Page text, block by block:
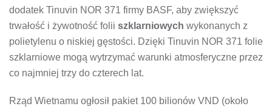
dodatek Tinuvin NOR 371 firmy BASF, aby zwiększyć
trwałość i żywotność folii szklarniowych wykonanych z
polietylenu o niskiej gęstości. Dzięki Tinuvin NOR 371 folie
szklarniowe mogą wytrzymać warunki atmosferyczne przez
co najmniej trzy do czterech lat.
Rząd Wietnamu ogłosił pakiet 100 bilionów VND (około